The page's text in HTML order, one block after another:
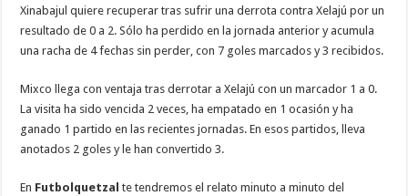
Xinabajul quiere recuperar tras sufrir una derrota contra Xelajú por un
resultado de 0 a 2. Sólo ha perdido en la jornada anterior y acumula
una racha de 4 fechas sin perder, con 7 goles marcados y 3 recibidos.
Mixco llega con ventaja tras derrotar a Xelajú con un marcador 1 a 0.
La visita ha sido vencida 2 veces, ha empatado en 1 ocasión y ha
ganado 1 partido en las recientes jornadas. En esos partidos, lleva
anotados 2 goles y le han convertido 3.
En Futbolquetzalte tendremos el relato minuto a minuto del